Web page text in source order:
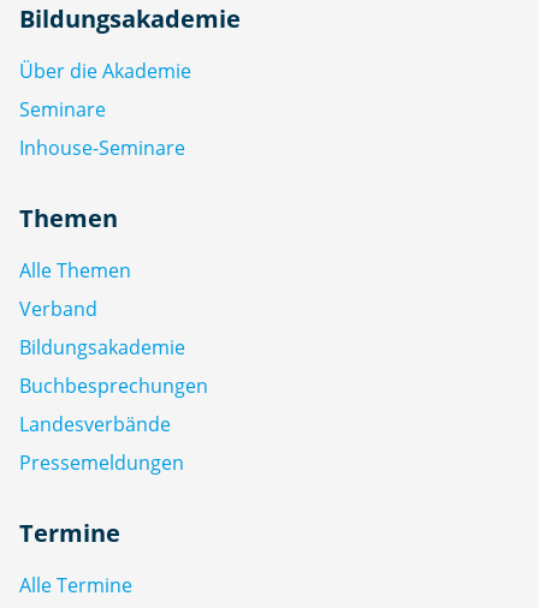
Bildungsakademie
Über die Akademie
Seminare
Inhouse-Seminare
Themen
Alle Themen
Verband
Bildungsakademie
Buchbesprechungen
Landesverbände
Pressemeldungen
Termine
Alle Termine